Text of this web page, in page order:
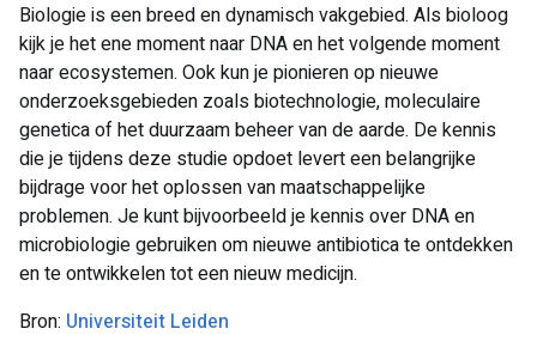
Biologie is een breed en dynamisch vakgebied. Als bioloog
kijk je het ene moment naar DNA en het volgende moment
naar ecosystemen. Ook kun je pionieren op nieuwe
onderzoeksgebieden zoals biotechnologie, moleculaire
genetica of het duurzaam beheer van de aarde. De kennis
die je tijdens deze studie opdoet levert een belangrijke
bijdrage voor het oplossen van maatschappelijke
problemen. Je kunt bijvoorbeeld je kennis over DNA en
microbiologie gebruiken om nieuwe antibiotica te ontdekken
en te ontwikkelen tot een nieuw medicijn.
Bron: Universiteit Leiden